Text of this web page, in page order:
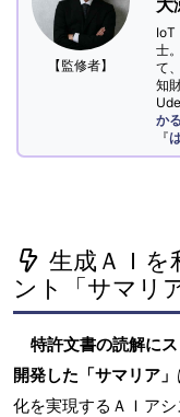
【監修者】
IoT
士
て
知
か
『
生成ＡＩを
ント「サマリア
特許文書の読解に
開発した「サマリア」
化を実現するＡＩア